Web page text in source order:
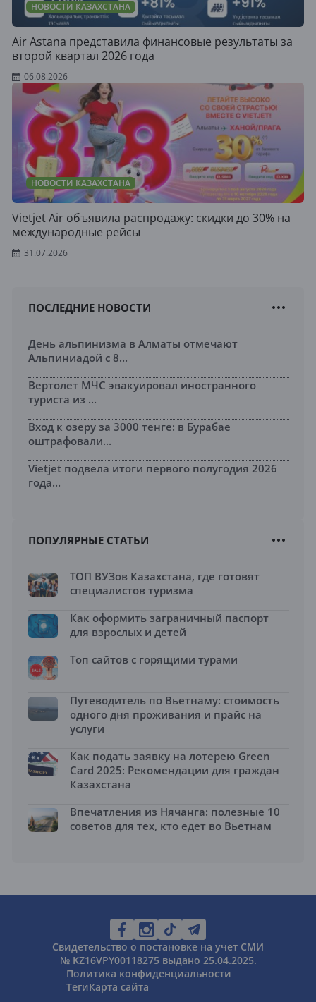
НОВОСТИ КАЗАХСТАНА
Air Astana представила финансовые результаты за
второй квартал 2026 года
06.08.2026
НОВОСТИ КАЗАХСТАНА
Vietjet Air объявила распродажу: скидки до 30% на
международные рейсы
31.07.2026
ПОСЛЕДНИЕ НОВОСТИ
День альпинизма в Алматы отмечают
Альпиниадой с 8...
Вертолет МЧС эвакуировал иностранного
туриста из ...
Вход к озеру за 3000 тенге: в Бурабае
оштрафовали...
Vietjet подвела итоги первого полугодия 2026
года...
ПОПУЛЯРНЫЕ СТАТЬИ
ТОП ВУЗов Казахстана, где готовят
специалистов туризма
Как оформить заграничный паспорт
для взрослых и детей
Топ сайтов с горящими турами
Путеводитель по Вьетнаму: стоимость
одного дня проживания и прайс на
услуги
Как подать заявку на лотерею Green
Card 2025: Рекомендации для граждан
Казахстана
Впечатления из Нячанга: полезные 10
советов для тех, кто едет во Вьетнам
Свидетельство о постановке на учет СМИ
№ KZ16VPY00118275 выдано 25.04.2025.
Политика конфиденциальности
ТегиКарта сайта